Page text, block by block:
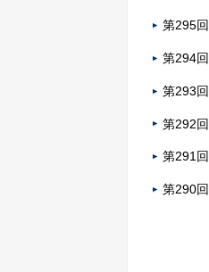
第295回
第294回
第293回
第292回
第291回
第290回